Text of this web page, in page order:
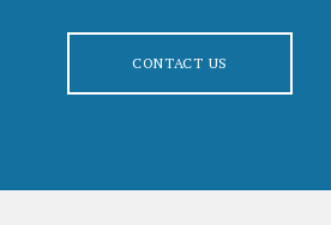
CONTACT US